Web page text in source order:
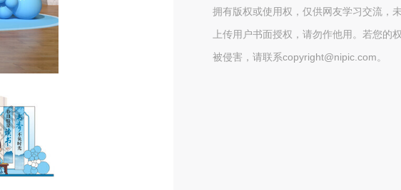
拥有版权或使用权，仅供网友学习交流，
上传用户书面授权，请勿作他用。若您的
被侵害，请联系copyright@nipic.com。